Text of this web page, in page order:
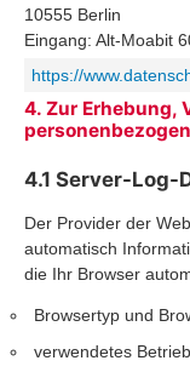
10555 Berlin
Eingang: Alt-Moabit
https://
4. Zur Erhebung,
4.1 Server-Log-
Der Provider der
automatisch
die Ihr Browser
Browsertyp und
verwendetes